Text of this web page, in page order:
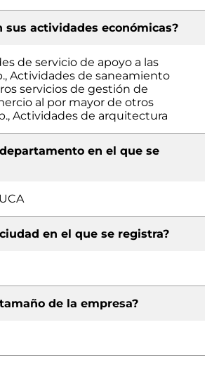
sus actividades económicas?
de servicio de apoyo a las
Actividades de saneamiento
servicios de gestión de
al por mayor de otros
Actividades de arquitectura
en el que se
en el que se registra?
de la empresa?